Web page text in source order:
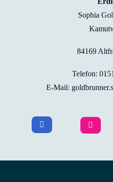
Sophia
84169
Telefon:
E-Mail: